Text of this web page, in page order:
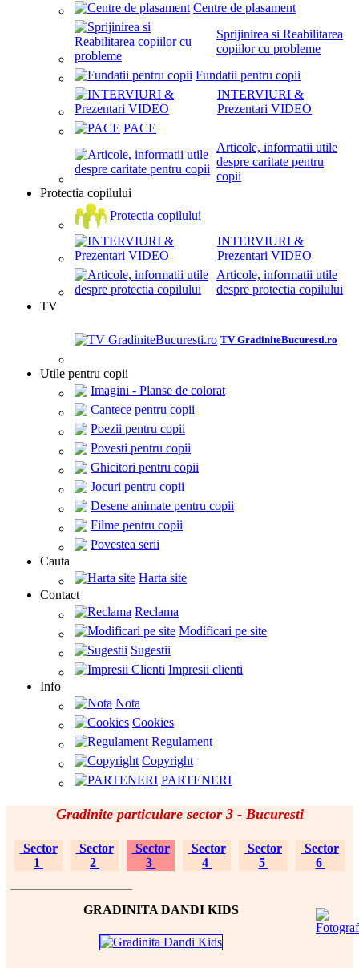
Centre de plasament
Sprijinirea si Reabilitarea
copiilor cu probleme
Fundatii pentru copii
INTERVIURI &
Prezentari VIDEO
PACE
Articole, informatii utile
despre caritate pentru
copii
Protectia copilului
Protectia copilului
INTERVIURI &
Prezentari VIDEO
Articole, informatii utile
despre protectia copilului
TV
TV GradiniteBucuresti.ro
Utile pentru copii
Imagini - Planse de colorat
Cantece pentru copii
Poezii pentru copii
Povesti pentru copii
Ghicitori pentru copii
Jocuri pentru copii
Desene animate pentru copii
Filme pentru copii
Povestea serii
Cauta
Harta site
Contact
Reclama
Modificari pe site
Sugestii
Impresii clienti
Info
Nota
Cookies
Regulament
Copyright
PARTENERI
Gradinite particulare sector 3 - Bucuresti
Sector
1
Sector
2
Sector
3
Sector
4
Sector
5
Sector
6
GRADINITA DANDI KIDS